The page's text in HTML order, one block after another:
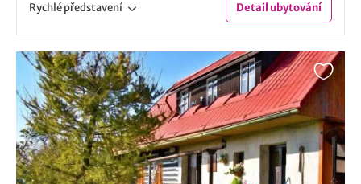
Rychlépředstavení Detailubytování